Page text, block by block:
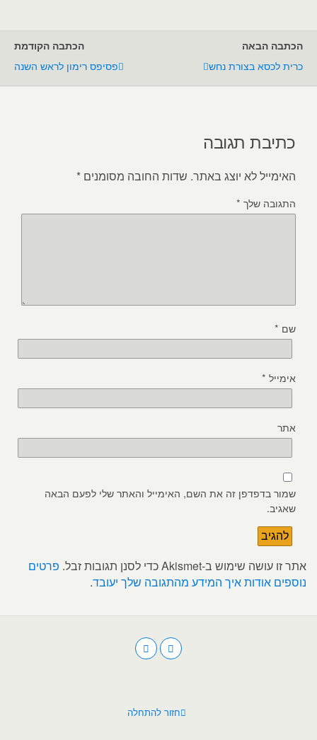
הכתבה הקודמת
פסיפס רימון לראש השנה
הכתבה הבאה
כרית לכסא בצורת נחש
כתיבת תגובה
האימייל לא יוצג באתר. שדות החובה מסומנים *
התגובה שלך *
שם *
אימייל *
אתר
שמור בדפדפן זה את השם, האימייל והאתר שלי לפעם הבאה
שאגיב.
אתר זו עושה שימוש ב-Akismet כדי לסנן תגובות זבל.
פרטים
נוספים אודות איך המידע מהתגובה שלך יעובד.
חזור להתחלה